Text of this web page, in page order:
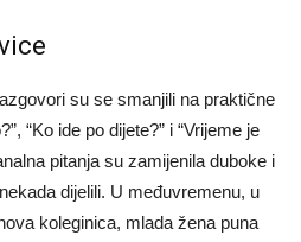
su se smanjili na praktične
“Ko ide po dijete?” i “Vrijeme je
pitanja su zamijenila duboke i
dijelili. U međuvremenu, u
koleginica, mlada žena puna